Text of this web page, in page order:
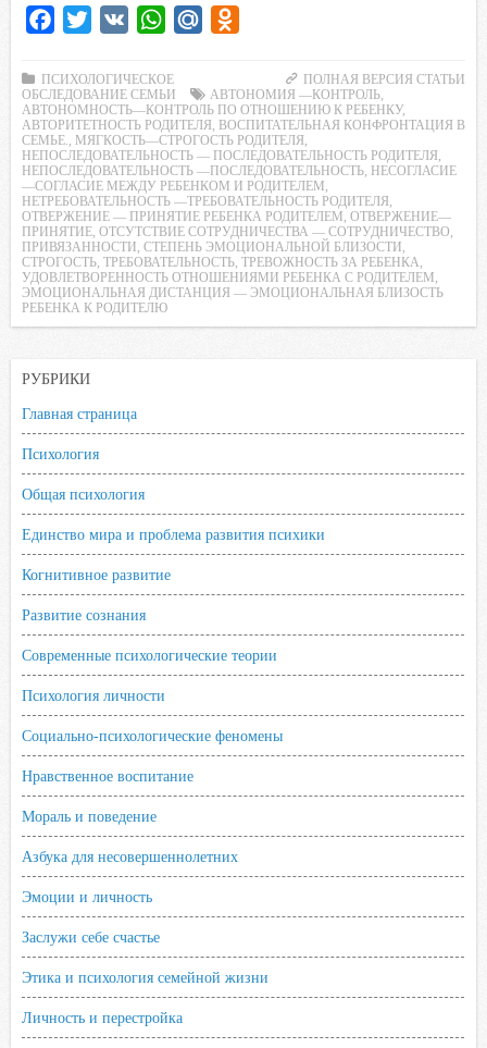
c
e
b
o
o
k
i
t
t
e
r
W
a
t
s
A
p
p
l
.
R
u
o
k
l
a
s
s
n
k
ПОЛНАЯ ВЕРСИЯ СТАТЬИ
ПСИХОЛОГИЧЕСКОЕ
ОБСЛЕДОВАНИЕ СЕМЬИ
АВТОНОМИЯ —КОНТРОЛЬ,
АВТОНОМНОСТЬ—КОНТРОЛЬ ПО ОТНОШЕНИЮ К РЕБЕНКУ,
АВТОРИТЕТНОСТЬ РОДИТЕЛЯ
ВОСПИТАТЕЛЬНАЯ КОНФРОНТАЦИЯ В
СЕМЬЕ.
МЯГКОСТЬ—СТРОГОСТЬ РОДИТЕЛЯ
НЕПОСЛЕДОВАТЕЛЬНОСТЬ — ПОСЛЕДОВАТЕЛЬНОСТЬ РОДИТЕЛЯ
НЕПОСЛЕДОВАТЕЛЬНОСТЬ —ПОСЛЕДОВАТЕЛЬНОСТЬ
НЕСОГЛАСИЕ
—СОГЛАСИЕ МЕЖДУ РЕБЕНКОМ И РОДИТЕЛЕМ
НЕТРЕБОВАТЕЛЬНОСТЬ —ТРЕБОВАТЕЛЬНОСТЬ РОДИТЕЛЯ
ОТВЕРЖЕНИЕ — ПРИНЯТИЕ РЕБЕНКА РОДИТЕЛЕМ ОТВЕРЖЕНИЕ—
ПРИНЯТИЕ ОТСУТСТВИЕ СОТРУДНИЧЕСТВА — СОТРУДНИЧЕСТВО
ПРИВЯЗАННОСТИ СТЕПЕНЬ ЭМОЦИОНАЛЬНОЙ БЛИЗОСТИ
СТРОГОСТЬ ТРЕБОВАТЕЛЬНОСТЬ ТРЕВОЖНОСТЬ ЗА РЕБЕНКА
УДОВЛЕТВОРЕННОСТЬ ОТНОШЕНИЯМИ РЕБЕНКА С РОДИТЕЛЕМ
ЭМОЦИОНАЛЬНАЯ ДИСТАНЦИЯ — ЭМОЦИОНАЛЬНАЯ БЛИЗОСТЬ
РЕБЕНКА К РОДИТЕЛЮ
РУБРИКИ
Главная страница
Психология
Общая психология
Единство мира и проблема развития психики
Когнитивное развитие
Развитие сознания
Современные психологические теории
Психология личности
Социально-психологические феномены
Нравственное воспитание
Мораль и поведение
Азбука для несовершеннолетних
Эмоции и личность
Заслужи себе счастье
Этика и психология семейной жизни
Личность и перестройка